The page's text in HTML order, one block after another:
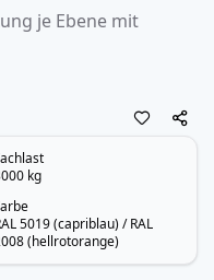
je Ebene mit
kg
5019 (capriblau) / RAL
(hellrotorange)